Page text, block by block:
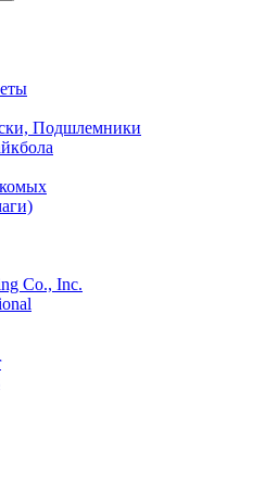
Подшлемники
Co., Inc.